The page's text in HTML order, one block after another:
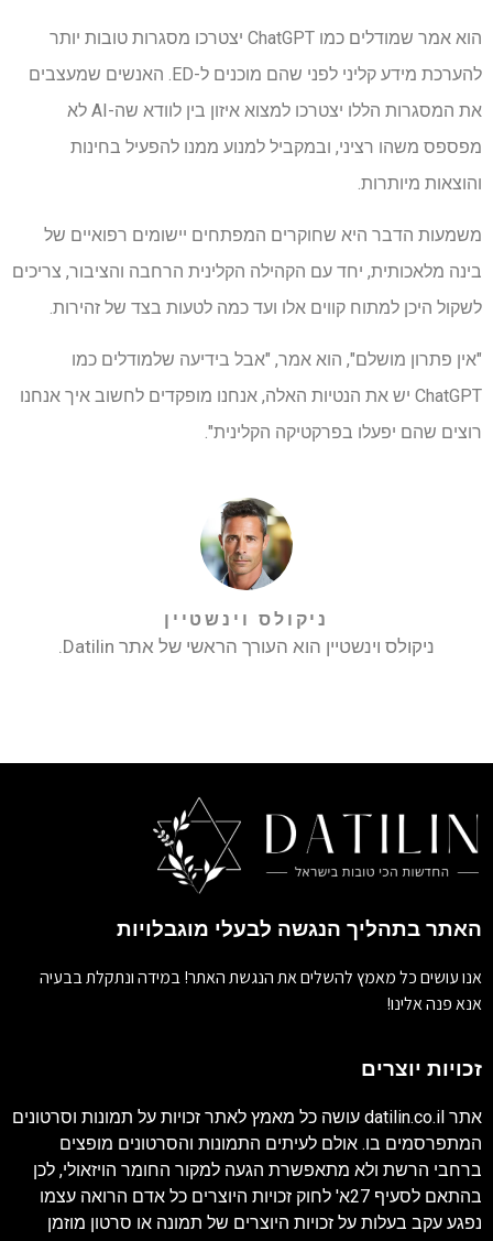
הוא אמר שמודלים כמו ChatGPT יצטרכו מסגרות טובות יותר
להערכת מידע קליני לפני שהם מוכנים ל-ED. האנשים שמעצבים
את המסגרות הללו יצטרכו למצוא איזון בין לוודא שה-AI לא
מפספס משהו רציני, ובמקביל למנוע ממנו להפעיל בחינות
והוצאות מיותרות.
משמעות הדבר היא שחוקרים המפתחים יישומים רפואיים של
בינה מלאכותית, יחד עם הקהילה הקלינית הרחבה והציבור, צריכים
לשקול היכן למתוח קווים אלו ועד כמה לטעות בצד של זהירות.
"אין פתרון מושלם", הוא אמר, "אבל בידיעה שלמודלים כמו
ChatGPT יש את הנטיות האלה, אנחנו מופקדים לחשוב איך אנחנו
רוצים שהם יפעלו בפרקטיקה הקלינית".
ניקולס וינשטיין
ניקולס וינשטיין הוא העורך הראשי של אתר Datilin.
האתר בתהליך הנגשה לבעלי מוגבלויות
אנו עושים כל מאמץ להשלים את הנגשת האתר! במידה ונתקלת בבעיה
אנא פנה אלינו!
זכויות יוצרים
אתר datilin.co.il עושה כל מאמץ לאתר זכויות על תמונות וסרטונים
המתפרסמים בו. אולם לעיתים התמונות והסרטונים מופצים
ברחבי הרשת ולא מתאפשרת הגעה למקור החומר הויזאולי, לכן
בהתאם לסעיף 27א' לחוק זכויות היוצרים כל אדם הרואה עצמו
נפגע עקב בעלות על זכויות היוצרים של תמונה או סרטון מוזמן